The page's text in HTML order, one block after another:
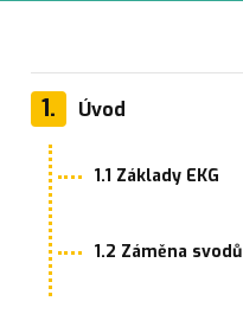
1. Úvod
1.1 Základy EKG
1.2 Záměna svodů